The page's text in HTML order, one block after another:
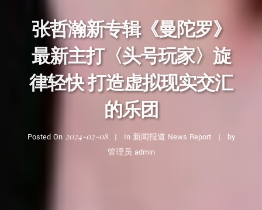
张哲瀚新专辑《曼陀罗》
最新主打〈头号玩家〉旋
律轻快 打造虚拟现实交汇
的乐团
Posted On 2024-02-08 In 新闻报道 News Report
by
管理员 admin